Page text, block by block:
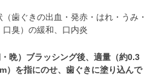
歯ぐきの出血・発赤・はれ・うみ・
臭）の緩和、口内炎
晩）ブラッシング後、適量（約0.3
）を指にのせ、歯ぐきに塗り込んで